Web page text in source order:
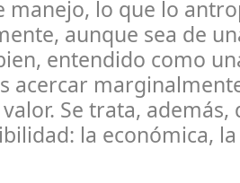
manejo, lo que lo
aunque sea de
entendido como
acercar
Se trata,
la económica,